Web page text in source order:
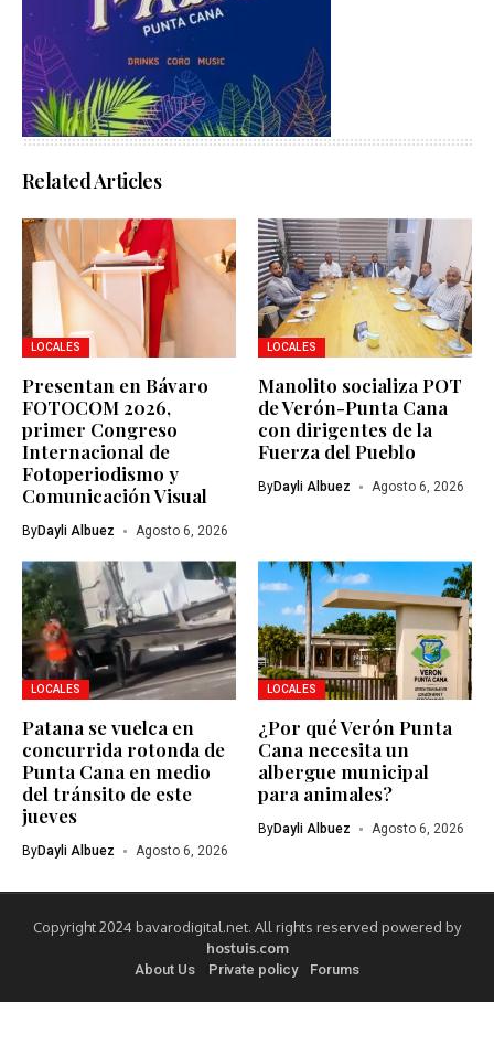
Related Articles
LOCALES
Presentan en Bávaro
FOTOCOM 2026,
primer Congreso
Internacional de
Fotoperiodismo y
Comunicación Visual
ByDayli Albuez Agosto 6, 2026
LOCALES
Manolito socializa POT
de Verón-Punta Cana
con dirigentes de la
Fuerza del Pueblo
ByDayli Albuez Agosto 6, 2026
LOCALES
Patana se vuelca en
concurrida rotonda de
Punta Cana en medio
del tránsito de este
jueves
ByDayli Albuez Agosto 6, 2026
LOCALES
¿Por qué Verón Punta
Cana necesita un
albergue municipal
para animales?
ByDayli Albuez Agosto 6, 2026
Copyright 2024 bavarodigital.net. All rights reserved powered by
hostuis.com
About Us Private policy Forums